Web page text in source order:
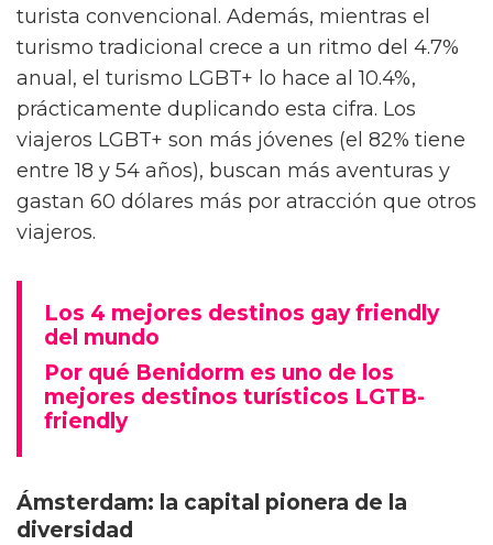
turista convencional. Además, mientras el
turismo tradicional crece a un ritmo del 4.7%
anual, el turismo LGBT+ lo hace al 10.4%,
prácticamente duplicando esta cifra. Los
viajeros LGBT+ son más jóvenes (el 82% tiene
entre 18 y 54 años), buscan más aventuras y
gastan 60 dólares más por atracción que otros
viajeros.
Los 4 mejores destinos gay friendly
del mundo
Por qué Benidorm es uno de los
mejores destinos turísticos LGTB-
friendly
Ámsterdam: la capital pionera de la
diversidad